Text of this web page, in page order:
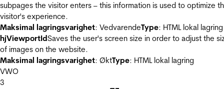
subpages the visitor enters – this information is used to optimize
visitor's experience.
Maksimal lagringsvarighet: VedvarendeType: HTML lokal lagring
hjViewportIdSaves the user's screen size in order to adjust the
of images on the website.
Maksimal lagringsvarighet: ØktType: HTML lokal lagring
VWO
3